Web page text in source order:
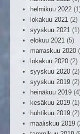
helmikuu 2022
lokakuu 2021 (2)
syyskuu 2021 (1)
elokuu 2021 (5)
marraskuu 2020
lokakuu 2020 (2)
syyskuu 2020 (2)
syyskuu 2019 (2)
heinäkuu 2019
kesäkuu 2019 (1)
huhtikuu 2019 (2)
maaliskuu 2019